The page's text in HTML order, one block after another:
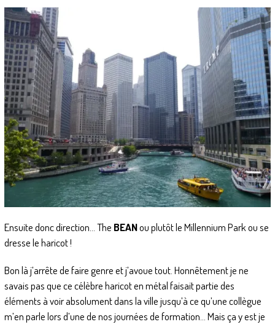
Ensuite donc direction… The BEANou plutôt le Millennium Park ou se
dresse le haricot !
Bon là j’arrête de faire genre et j’avoue tout. Honnêtement je ne
savais pas que ce célèbre haricot en métal faisait partie des
éléments à voir absolument dans la ville jusqu’à ce qu’une collègue
m’en parle lors d’une de nos journées de formation… Mais ça y est je